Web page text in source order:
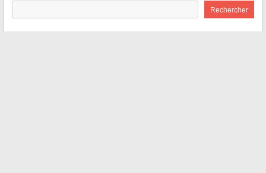
Rechercher